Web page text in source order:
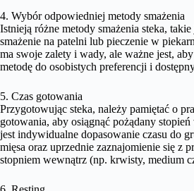
4. Wybór odpowiedniej metody smażenia
Istnieją różne metody smażenia steka,
smażenie na patelni lub pieczenie w
ma swoje zalety i wady, ale ważne jest,
metodę do osobistych preferencji i
5. Czas gotowania
Przygotowując steka, należy pamiętać o
gotowania, aby osiągnąć pożądany
jest indywidualne dopasowanie czasu do
mięsa oraz uprzednie zaznajomienie się z
stopniem wewnątrz (np. krwisty, medium